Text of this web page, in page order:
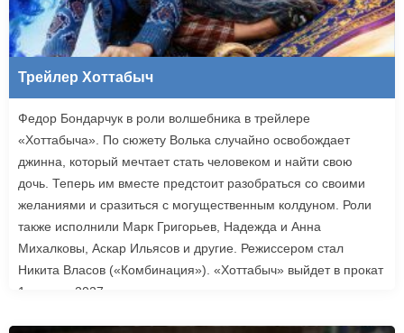
Трейлер Хоттабыч
Федор Бондарчук в роли волшебника в трейлере
«Хоттабыча». По сюжету Волька случайно освобождает
джинна, который мечтает стать человеком и найти свою
дочь. Теперь им вместе предстоит разобраться со своими
желаниями и сразиться с могущественным колдуном. Роли
также исполнили Марк Григорьев, Надежда и Анна
Михалковы, Аскар Ильясов и другие. Режиссером стал
Никита Власов («Комбинация»). «Хоттабыч» выйдет в прокат
1 января 2027 года.